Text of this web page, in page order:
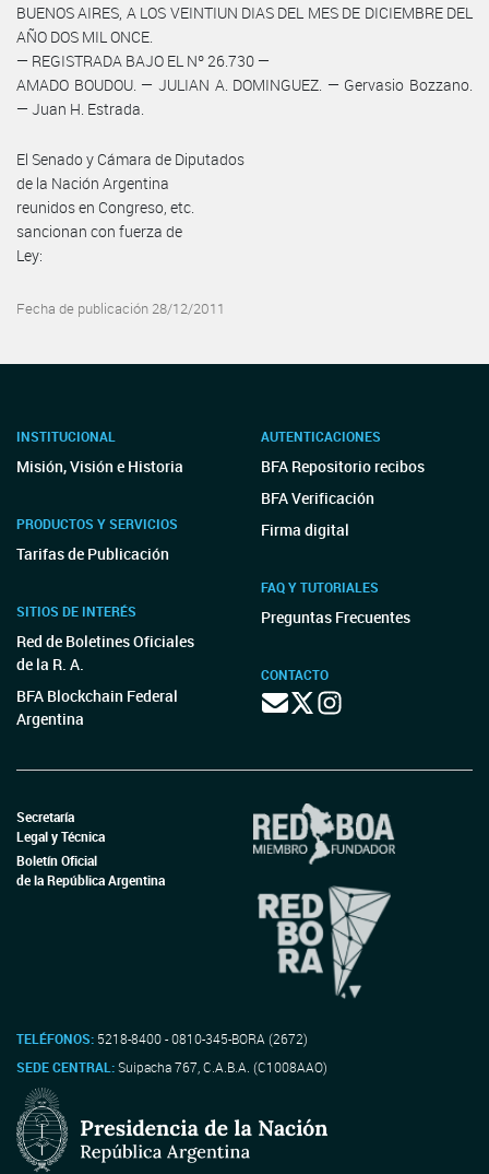
BUENOS AIRES, A LOS VEINTIUN DIAS DEL MES DE DICIEMBRE DEL
AÑO DOS MIL ONCE.
— REGISTRADA BAJO EL Nº 26.730 —
AMADO BOUDOU. — JULIAN A. DOMINGUEZ. — Gervasio Bozzano.
— Juan H. Estrada.
El Senado y Cámara de Diputados
de la Nación Argentina
reunidos en Congreso, etc.
sancionan con fuerza de
Ley:
Fecha de publicación 28/12/2011
INSTITUCIONAL
Misión, Visión e Historia
PRODUCTOS Y SERVICIOS
Tarifas de Publicación
SITIOS DE INTERÉS
Red de Boletines Oficiales
de la R. A.
BFA Blockchain Federal
Argentina
AUTENTICACIONES
BFA Repositorio recibos
BFA Verificación
Firma digital
FAQ Y TUTORIALES
Preguntas Frecuentes
CONTACTO
Secretaría
Legal y Técnica
Boletín Oficial
de la República Argentina
TELÉFONOS: 5218-8400 - 0810-345-BORA (2672)
SEDE CENTRAL:Suipacha 767, C.A.B.A. (C1008AAO)